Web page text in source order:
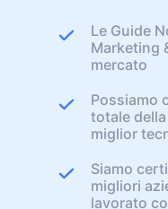
Le Guide
Marketing
mercato
Possiamo
totale
miglior
Siamo
migliori
lavorato